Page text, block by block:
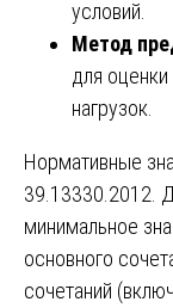
условий.
Метод
для
нагрузок.
Нормативные
39.13330.2012.
минимальное
основного
сочетаний